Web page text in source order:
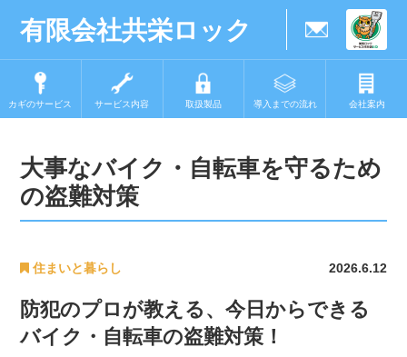
有限会社共栄ロック
カギのサービス サービス内容 取扱製品 導入までの流れ 会社案内
大事なバイク・自転車を守るため
の盗難対策
住まいと暮らし 2026.6.12
防犯のプロが教える、今日からできる
バイク・自転車の盗難対策！